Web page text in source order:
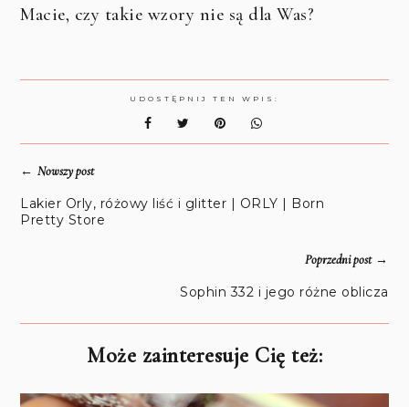
Macie, czy takie wzory nie są dla Was?
UDOSTĘPNIJ TEN WPIS:
←Nowszy post
Lakier Orly, różowy liść i glitter | ORLY | Born
Pretty Store
Poprzedni post→
Sophin 332 i jego różne oblicza
Może zainteresuje Cię też: